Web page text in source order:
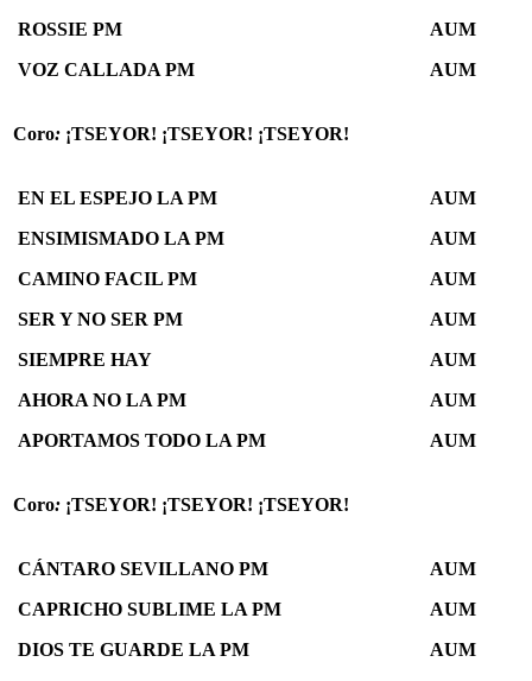
ROSSIE PM
VOZ CALLADA PM
AUM
AUM
Coro: ¡TSEYOR! ¡TSEYOR! ¡TSEYOR!
EN EL ESPEJO LA PM
ENSIMISMADO LA PM
CAMINO FACIL PM
SER Y NO SER PM
SIEMPRE HAY
AHORA NO LA PM
APORTAMOS TODO LA PM
AUM
AUM
AUM
AUM
AUM
AUM
AUM
Coro: ¡TSEYOR! ¡TSEYOR! ¡TSEYOR!
CÁNTARO SEVILLANO PM
CAPRICHO SUBLIME LA PM
DIOS TE GUARDE LA PM
AUM
AUM
AUM